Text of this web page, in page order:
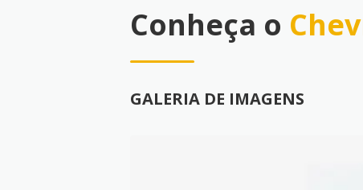
Conheça o
GALERIA DE IMAGENS